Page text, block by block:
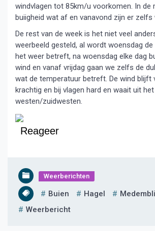
windvlagen tot 85km/u voorkomen. In de
buiigheid wat af en vanavond zijn er zelfs
De rest van de week is het niet veel
weerbeeld gesteld, al wordt woensdag
het weer betreft, na woensdag elke dag
wind en vanaf vrijdag gaan we zelfs de
wat de temperatuur betreft. De wind blijft
krachtig en bij vlagen hard en waait uit het
westen/zuidwesten.
Reageer
Weerberichten
Buien Hagel
Weerbericht